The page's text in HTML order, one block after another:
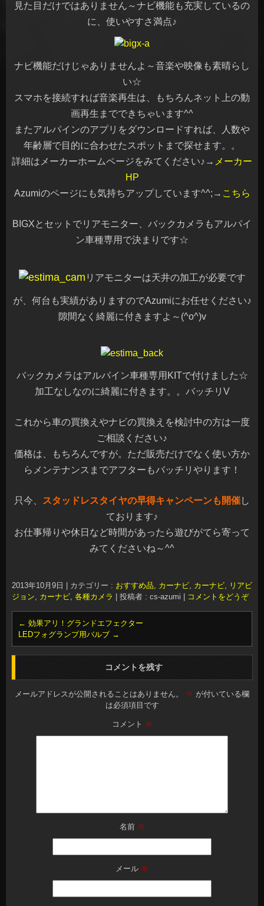
見た目だけではありません～ナビ機能も充実しているの
に、使いやすさ満点♪
ナビ機能だけじゃありませんよ～音楽や映像も素晴らし
い☆
スマホを接続すれば音楽再生は、もちろんネット上の動
画再生までできちゃいます^^
またアルパインのアプリをダウンロードすれば、人数や
年齢層で目的に合わせたスポットまで探せます。。
詳細はメーカーホームページをみてください♪→ メーカー
HP
Azumiのページにも気持ちアップしています^^;→ こちら
BIGXとセットでリアモニター、バックカメラもアルパイ
ン車種専用で決まりです☆
リアモニターは天井の加工が必要です
が、何台も実績がありますのでAzumiにお任せください♪
隙間なく綺麗に付きますよ～(^o^)v
バックカメラはアルパイン車種専用KITで付けました☆
加工なしなのに綺麗に付きます。。バッチリV
これから車の買換えやナビの買換えを検討中の方は一度
ご相談ください♪
価格は、もちろんですが。ただ販売だけでなく使い方か
らメンテナンスまでアフターもバッチリやります！
只今、 スタッドレスタイヤの早得キャンペーンも開催し
ております♪
お仕事帰りや休日など時間があったら遊びがてら寄って
みてくださいね～^^
2013年10月9日 カテゴリー : おすすめ品, カーナビ, カーナビ, リアビ
ジョン, カーナビ, 各種カメラ 投稿者 : cs-azumi コメントをどうぞ
← 効果アリ！グランドエフェクター
LEDフォグランプ用バルブ →
コメントを残す
メールアドレスが公開されることはありません。 ※ が付いている欄
は必須項目です
コメント ※
名前 ※
メール ※